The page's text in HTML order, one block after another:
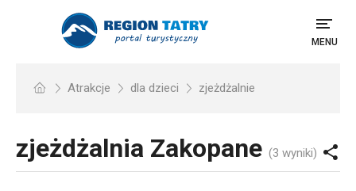
MENU
Atrakcje dla dzieci zjeżdżalnie
zjeżdżalnia Zakopane (3 wyniki)